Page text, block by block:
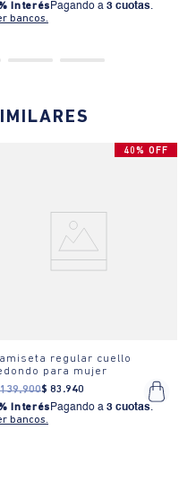
Interés Pagando a 3 cuotas.
bancos.
40% OFF
regular cuello
para mujer
139.900$ 83 .940
Interés Pagando a 3 cuotas.
bancos.